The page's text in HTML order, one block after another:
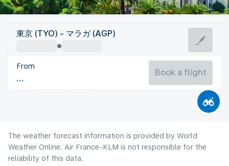
Spain
Malaga
Spain
Flight time
東京 (TYO) - マラガ (AGP)
From
Book a flight
The weather forecast information is provided by World
Weather Online. Air France-KLM is not responsible for the
reliability of this data.